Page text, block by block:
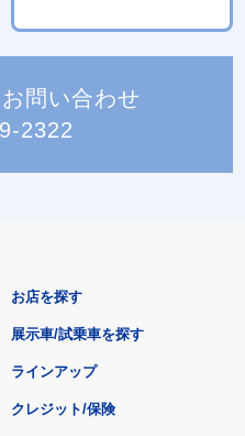
問い合わせ
2322
お店を探す
展示車/試乗車を探す
ラインアップ
クレジット/保険